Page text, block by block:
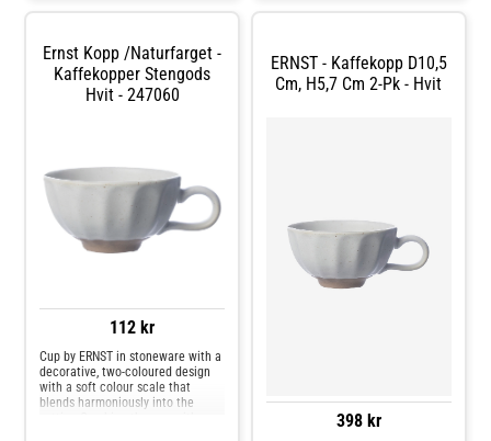
Ernst Kopp /Naturfarget -
Kaffekopper Stengods
Hvit - 247060
112 kr
Cup by ERNST in stoneware with a
decorative, two-coloured design
with a soft colour scale that
blends harmoniously into the
ERNST - Kaffekopp D10,5
Cm, H5,7 Cm 2-Pk - Hvit
398 kr